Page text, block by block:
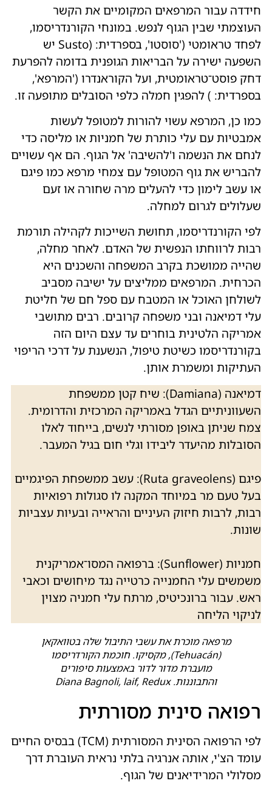
חידדה עבור המרפאים המקומיים את הקשר
העוצמתי שבין הגוף לנפש. במונחי הקורנדריסמו,
לפחד טראומטי ('סוסטו', בספרדית: (Susto יש
השפעה ישירה על הבריאות הגופנית בדומה להפרעת
דחק פוסט־טראומטית, ועל הקוראנדרו ('המרפא',
בספרדית: ) להפגין חמלה כלפי הסובלים מתופעה זו.
כמו כן, המרפא עשוי להורות למטופל לעשות
אמבטיות עם עלי כותרת של חמניות או מליסה כדי
לנחם את הנשמה ו'להשיבה' אל הגוף. הם אף עשויים
להבריש את גוף המטופל עם צמחי מרפא כמו פיגם
או עשב לימון כדי להעלים מרה שחורה או זעם
שעלולים לגרום למחלה.
לפי הקורנדריסמו, תחושת השייכות לקהילה תורמת
רבות לרווחתו הנפשית של האדם. לאחר מחלה,
שהייה ממושכת בקרב המשפחה והשכנים היא
הכרחית. המרפאים ממליצים על ישיבה מסביב
לשולחן האוכל או המטבח עם ספל חם של חליטת
עלי דמיאנה ובני משפחה קרובים. רבים מתושבי
אמריקה הלטינית בוחרים עד עצם היום הזה
בקורנדריסמו כשיטת טיפול, הנשענת על דרכי הריפוי
העתיקות ומשמרת אותן.
דמיאנה (Damiana): שיח קטן ממשפחת
השעווניתיים הגדל באמריקה המרכזית והדרומית.
צמח שניתן באופן מסורתי לנשים, בייחוד לאלו
הסובלות מהיעדר ליבידו וגלי חום בגיל המעבר.
פיגם (Ruta graveolens): עשב ממשפחת הפיגמיים
בעל טעם מר במיוחד המקנה לו סגולות רפואיות
רבות, לרבות חיזוק העיניים והראייה ובעיות עצביות
שונות.
חמניות (Sunflower): ברפואה המסו־אמריקנית
משמשים עלי החמנייה כרטייה נגד מיחושים וכאבי
ראש. עבור ברונכיטיס, מרתח עלי חמניה מצוין
לניקוי הליחה
מרפאה מוכרת את עשבי התיבול שלה בטוואקאן
(Tehuacán), מקסיקו. חוכמת הקורדריסמו
מועברת מדור לדור באמצעות סיפורים
והתבוננות. Diana Bagnoli, laif, Redux
רפואה סינית מסורתית
לפי הרפואה הסינית המסורתית (TCM) בבסיס החיים
עומד הצ'י, אותה אנרגיה בלתי נראית העוברת דרך
מסלולי המרידיאנים של הגוף.